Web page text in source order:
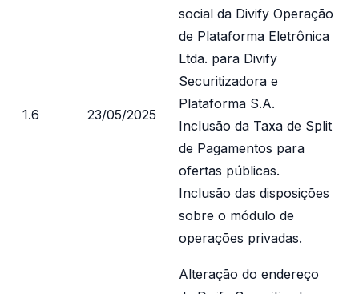
1.6 23/05/2025
social da Divify Operação
de Plataforma Eletrônica
Ltda. para Divify
Securitizadora e
Plataforma S.A.
Inclusão da Taxa de Split
de Pagamentos para
ofertas públicas.
Inclusão das disposições
sobre o módulo de
operações privadas.
Alteração do endereço